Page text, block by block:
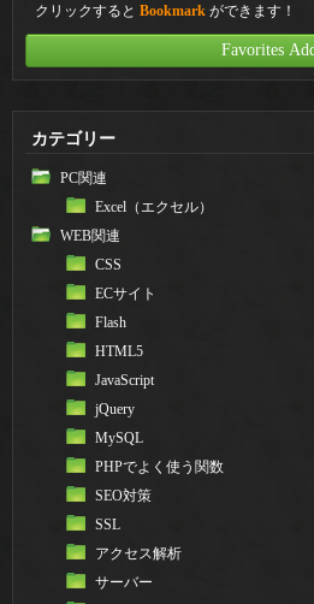
クリックすると Bookmark ができます！
Favorites
カテゴリー
PC関連
Excel（エクセル）
WEB関連
CSS
ECサイト
Flash
HTML5
JavaScript
jQuery
MySQL
PHPでよく使う関数
SEO対策
SSL
アクセス解析
サーバー